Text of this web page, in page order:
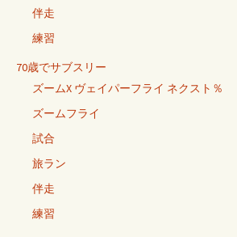
伴走
練習
70歳でサブスリー
ズームX ヴェイパーフライ ネクスト％
ズームフライ
試合
旅ラン
伴走
練習